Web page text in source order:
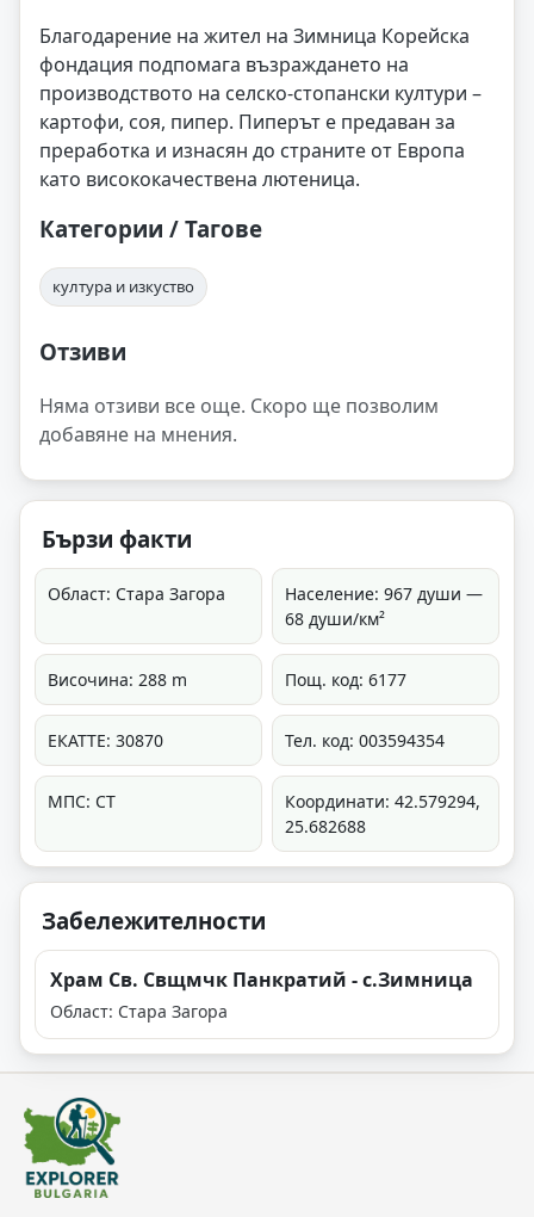
Благодарение на жител на Зимница Корейска
фондация подпомага възраждането на
производството на селско-стопански култури –
картофи, соя, пипер. Пиперът е предаван за
преработка и изнасян до страните от Европа
като висококачествена лютеница.
Категории / Тагове
култура и изкуство
Отзиви
Няма отзиви все още. Скоро ще позволим
добавяне на мнения.
Бързи факти
Област: Стара Загора
Население: 967 души —
68 души/км²
Височина: 288 m Пощ. код: 6177
ЕКАТТЕ: 30870 Тел. код: 003594354
МПС: СТ
Координати: 42.579294,
25.682688
Забележителности
Храм Св. Свщмчк Панкратий - с.Зимница
Област: Стара Загора